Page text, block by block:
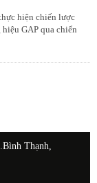
hiện chiến lược
GAP qua chiến
Thạnh,